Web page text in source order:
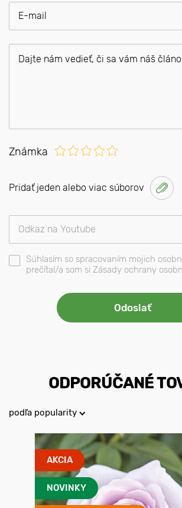
Známka
Pridať jeden alebo viac súborov
Súhlasím so spracovaním mojich
prečítal/a som si Zásady ochrany
ODPORÚČANÉ
podľa popularity
AKCIA
NOVINKY